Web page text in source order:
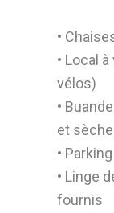
•
• Local
vélos)
•
et
•
• Linge
fournis